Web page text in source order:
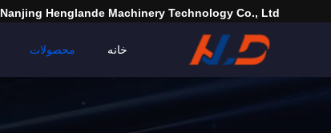
Nanjing Henglande Machinery Technology Co., Ltd.
خانه محصولات